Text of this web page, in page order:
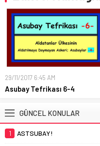
29/11/2017 6:45 AM
Asubay Tefrikası 6-4
GÜNCEL KONULAR
1 ASTSUBAY!